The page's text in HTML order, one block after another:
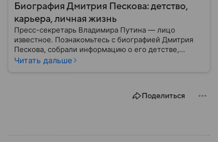
Биография Дмитрия Пескова: детство,
карьера, личная жизнь
Пресс-секретарь Владимира Путина — лицо
известное. Познакомьтесь с биографией Дмитрия
Пескова, собрали информацию о его детстве,
карьере, личной жизни, наградах и политических
Читать дальше
Поделиться